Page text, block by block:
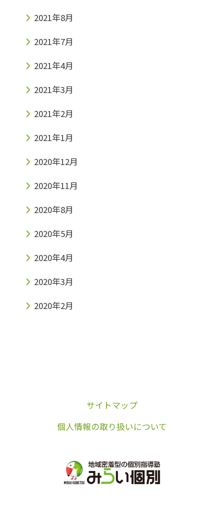
2021年8月
2021年7月
2021年4月
2021年3月
2021年2月
2021年1月
2020年12月
2020年11月
2020年8月
2020年5月
2020年4月
2020年3月
2020年2月
サイトマップ
個人情報の取り扱いについて